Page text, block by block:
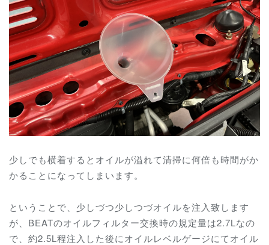
少しでも横着するとオイルが溢れて清掃に何倍も時間がか
かることになってしまいます。
ということで、少しづつ少しつづオイルを注入致します
が、BEATのオイルフィルター交換時の規定量は2.7Lなの
で、約2.5L程注入した後にオイルレベルゲージにてオイル